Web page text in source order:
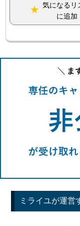
気になるリ
に追加
ミライユが運営